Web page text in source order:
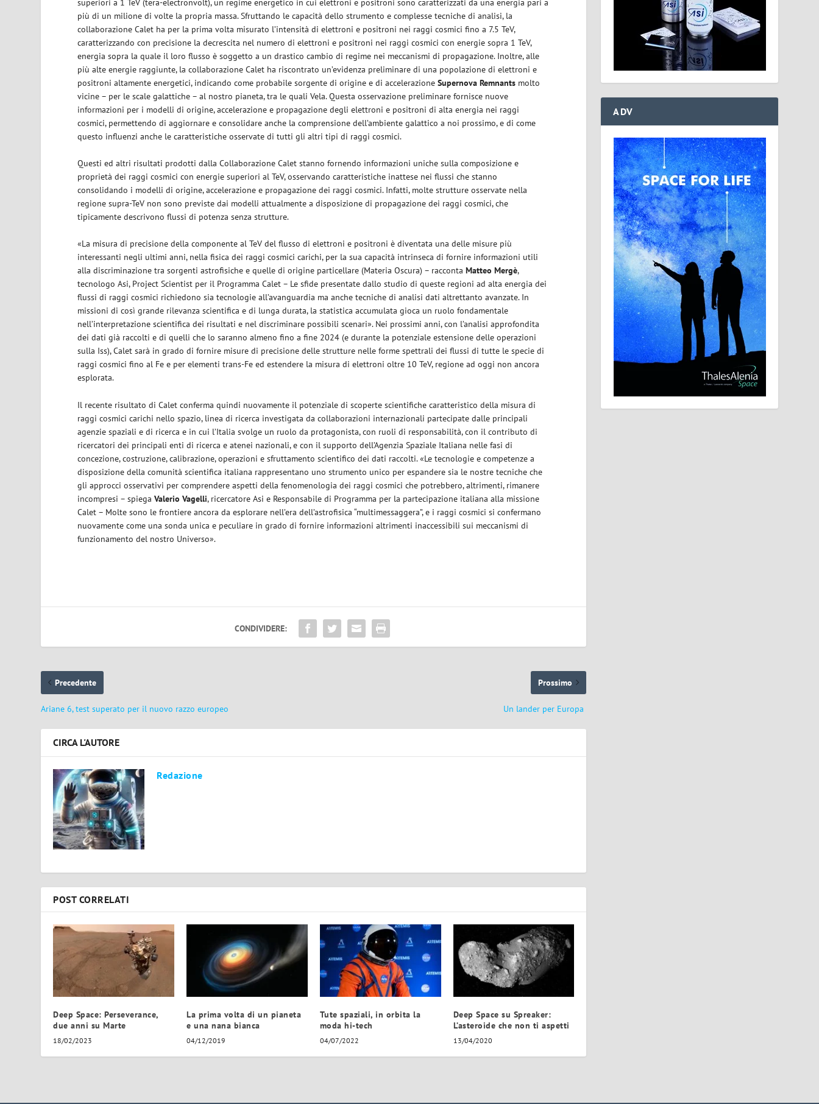
più di un milione di volte la propria massa. Sfruttando le capacità dello strumento e complesse tecniche di analisi, la
collaborazione Calet ha per la prima volta misurato l’intensità di elettroni e positroni nei raggi cosmici fino a 7.5 TeV,
caratterizzando con precisione la decrescita nel numero di elettroni e positroni nei raggi cosmici con energie sopra 1 TeV,
energia sopra la quale il loro flusso è soggetto a un drastico cambio di regime nei meccanismi di propagazione. Inoltre, alle
più alte energie raggiunte, la collaborazione Calet ha riscontrato un’evidenza preliminare di una popolazione di elettroni e
positroni altamente energetici, indicando come probabile sorgente di origine e di accelerazioneSupernova Remnants molto
vicine – per le scale galattiche – al nostro pianeta, tra le quali Vela. Questa osservazione preliminare fornisce nuove
informazioni per i modelli di origine, accelerazione e propagazione degli elettroni e positroni di alta energia nei raggi
cosmici, permettendo di aggiornare e consolidare anche la comprensione dell’ambiente galattico a noi prossimo, e di come
questo influenzi anche le caratteristiche osservate di tutti gli altri tipi di raggi cosmici.
Questi ed altri risultati prodotti dalla Collaborazione Calet stanno fornendo informazioni uniche sulla composizione e
proprietà dei raggi cosmici con energie superiori al TeV, osservando caratteristiche inattese nei flussi che stanno
consolidando i modelli di origine, accelerazione e propagazione dei raggi cosmici. Infatti, molte strutture osservate nella
regione supra-TeV non sono previste dai modelli attualmente a disposizione di propagazione dei raggi cosmici, che
tipicamente descrivono flussi di potenza senza strutture.
«La misura di precisione della componente al TeV del flusso di elettroni e positroni è diventata una delle misure più
interessanti negli ultimi anni, nella fisica dei raggi cosmici carichi, per la sua capacità intrinseca di fornire informazioni utili
alla discriminazione tra sorgenti astrofisiche e quelle di origine particellare (Materia Oscura) – raccontaMatteo Mergè,
tecnologo Asi, Project Scientist per il Programma Calet – Le sfide presentate dallo studio di queste regioni ad alta energia dei
flussi di raggi cosmici richiedono sia tecnologie all’avanguardia ma anche tecniche di analisi dati altrettanto avanzate. In
missioni di così grande rilevanza scientifica e di lunga durata, la statistica accumulata gioca un ruolo fondamentale
nell’interpretazione scientifica dei risultati e nel discriminare possibili scenari». Nei prossimi anni, con l’analisi approfondita
dei dati già raccolti e di quelli che lo saranno almeno fino a fine 2024 (e durante la potenziale estensione delle operazioni
sulla Iss), Calet sarà in grado di fornire misure di precisione delle strutture nelle forme spettrali dei flussi di tutte le specie di
raggi cosmici fino al Fe e per elementi trans-Fe ed estendere la misura di elettroni oltre 10 TeV, regione ad oggi non ancora
esplorata.
Il recente risultato di Calet conferma quindi nuovamente il potenziale di scoperte scientifiche caratteristico della misura di
raggi cosmici carichi nello spazio, linea di ricerca investigata da collaborazioni internazionali partecipate dalle principali
agenzie spaziali e di ricerca e in cui l’Italia svolge un ruolo da protagonista, con ruoli di responsabilità, con il contributo di
ricercatori dei principali enti di ricerca e atenei nazionali, e con il supporto dell’Agenzia Spaziale Italiana nelle fasi di
concezione, costruzione, calibrazione, operazioni e sfruttamento scientifico dei dati raccolti. «Le tecnologie e competenze a
disposizione della comunità scientifica italiana rappresentano uno strumento unico per espandere sia le nostre tecniche che
gli approcci osservativi per comprendere aspetti della fenomenologia dei raggi cosmici che potrebbero, altrimenti, rimanere
incompresi – spiegaValerio Vagelli, ricercatore Asi e Responsabile di Programma per la partecipazione italiana alla missione
Calet – Molte sono le frontiere ancora da esplorare nell’era dell’astrofisica “multimessaggera”, e i raggi cosmici si confermano
nuovamente come una sonda unica e peculiare in grado di fornire informazioni altrimenti inaccessibili sui meccanismi di
funzionamento del nostro Universo».
CONDIVIDERE:
Precedente
Ariane 6, test superato per il nuovo razzo europeo
Prossimo
Un lander per Europa
CIRCA L'AUTORE
Redazione
POST CORRELATI
Deep Space: Perseverance,
due anni su Marte
18/02/2023
La prima volta di un pianeta
e una nana bianca
04/12/2019
Tute spaziali, in orbita la
moda hi-tech
04/07/2022
Deep Space su Spreaker:
L’asteroide che non ti aspetti
13/04/2020
ADV